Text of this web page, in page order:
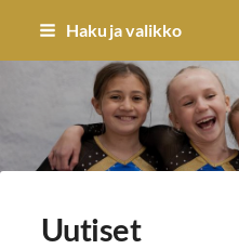
Siirry
sivun
sisältöön
Haku ja valikko
Uutiset